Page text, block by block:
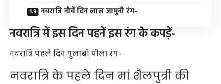
नवरात्रि नौवें दिन लाल जामुनी रंग-
नवरात्रि में इस दिन पहनें इस रंग के कपड़ें-
नवरात्रि पहले दिन गुलाबी पीला रंग-
नवरात्रि के पहले दिन मां शैलपुत्री की